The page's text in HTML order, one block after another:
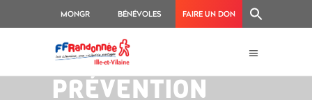
MONGR BÉNÉVOLES FAIRE UN DON
PRÉVENTION